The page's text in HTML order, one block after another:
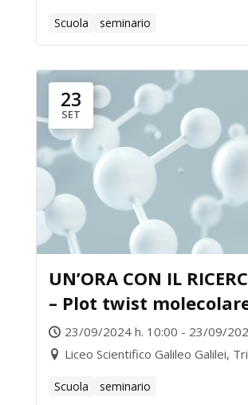
Scuola seminario
23
SET
UN’ORA CON IL
– Plot twist
arancia e menta
mani
23/09/2024 h. 10:00 - 23/09/
Liceo Scientifico Galileo Galilei,
Scuola seminario